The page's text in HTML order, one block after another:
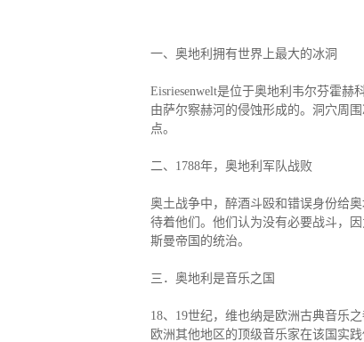
亚洲
中国香港
菲律宾
圣多美 几内亚比绍
捐赠移民
泰国精英签证
格鲁吉亚护照
圣基茨捐款护照
格林纳达捐款护照
圣卢西亚捐赠护照
雇主担保
新西兰雇
瑞典雇主担
一、奥地利拥有世界上最大的冰洞
Eisriesenwelt是位于奥地利韦尔芬霍赫
由萨尔察赫河的侵蚀形成的。洞穴周
点。
二、1788年，奥地利军队战败
奥土战争中，醉酒斗殴和错误身份给
待着他们。他们认为没有必要战斗，
斯曼帝国的统治。
三．奥地利是音乐之国
18、19世纪，维也纳是欧洲古典音乐
欧洲其他地区的顶级音乐家在该国实